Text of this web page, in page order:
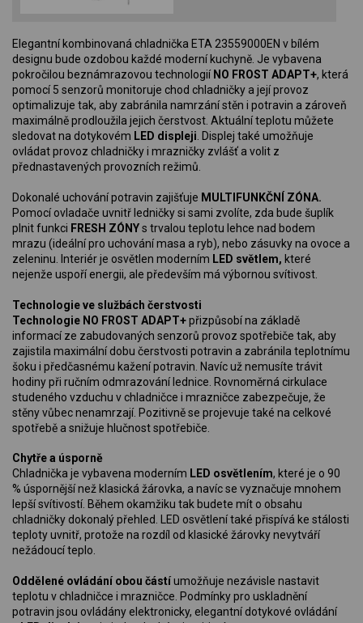
Elegantní kombinovaná chladnička ETA 23559000EN v bílém
designu bude ozdobou každé moderní kuchyně. Je vybavena
pokročilou beznámrazovou technologií NO FROST ADAPT+, která
pomocí 5 senzorů monitoruje chod chladničky a její provoz
optimalizuje tak, aby zabránila namrzání stěn i potravin a zároveň
maximálně prodloužila jejich čerstvost. Aktuální teplotu můžete
sledovat na dotykovém LED displeji . Displej také umožňuje
ovládat provoz chladničky i mrazničky zvlášť a volit z
přednastavených provozních režimů.
Dokonalé uchování potravin zajišťuje MULTIFUNKČNÍ ZÓNA.
Pomocí ovladače uvnitř ledničky si sami zvolíte, zda bude šuplík
plnit funkci FRESH ZÓNYs trvalou teplotu lehce nad bodem
mrazu (ideální pro uchování masa a ryb), nebo zásuvky na ovoce a
zeleninu. Interiér je osvětlen moderním LED světlem, které
nejenže uspoří energii, ale především má výbornou svítivost.
Technologie ve službách čerstvosti
Technologie NO FROST ADAPT+přizpůsobí na základě
informací ze zabudovaných senzorů provoz spotřebiče tak, aby
zajistila maximální dobu čerstvosti potravin a zabránila teplotnímu
šoku i předčasnému kažení potravin. Navíc už nemusíte trávit
hodiny při ručním odmrazování lednice. Rovnoměrná cirkulace
studeného vzduchu v chladničce i mrazničce zabezpečuje, že
stěny vůbec nenamrzají. Pozitivně se projevuje také na celkové
spotřebě a snižuje hlučnost spotřebiče.
Chytře a úsporně
Chladnička je vybavena moderním LED osvětlením, které je o 90
% úspornější než klasická žárovka, a navíc se vyznačuje mnohem
lepší svítivostí. Během okamžiku tak budete mít o obsahu
chladničky dokonalý přehled. LED osvětlení také přispívá ke stálosti
teploty uvnitř, protože na rozdíl od klasické žárovky nevytváří
nežádoucí teplo.
Oddělené ovládání obou částíumožňuje nezávisle nastavit
teplotu v chladničce i mrazničce. Podmínky pro uskladnění
potravin jsou ovládány elektronicky, elegantní dotykové ovládání